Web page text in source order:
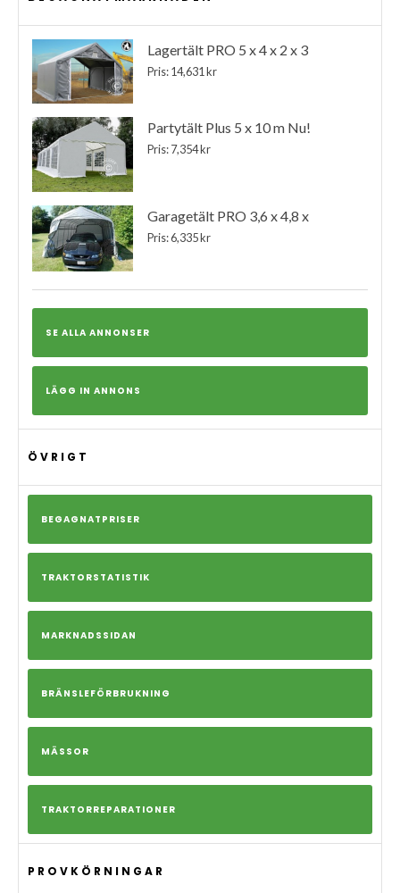
Lagertält PRO 5 x 4 x 2 x 3
Pris: 14,631 kr
Partytält Plus 5 x 10 m Nu!
Pris: 7,354 kr
Garagetält PRO 3,6 x 4,8 x
Pris: 6,335 kr
SE ALLA ANNONSER
LÄGG IN ANNONS
ÖVRIGT
BEGAGNATPRISER
TRAKTORSTATISTIK
MARKNADSSIDAN
BRÄNSLEFÖRBRUKNING
MÄSSOR
TRAKTORREPARATIONER
PROVKÖRNINGAR